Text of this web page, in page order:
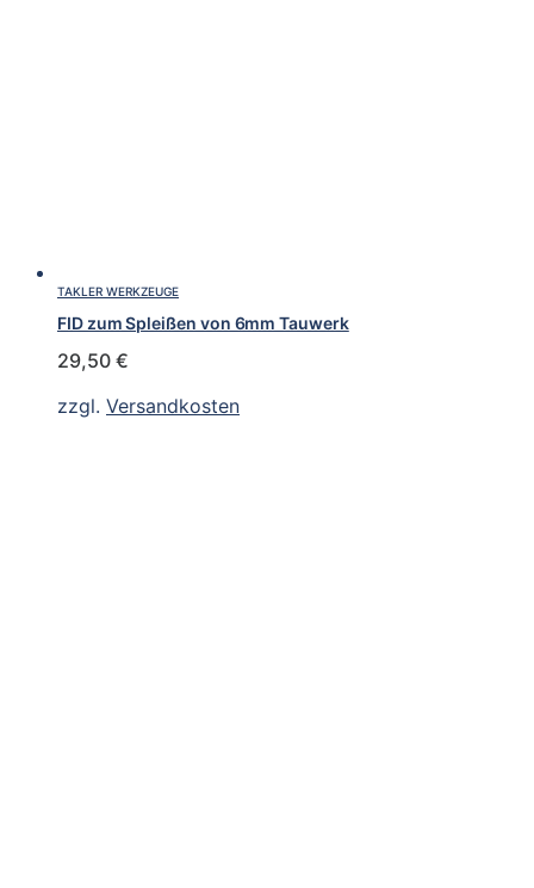
TAKLER WERKZEUGE
FID zum Spleißen von 6mm Tauwerk
29,50 €
zzgl. Versandkosten